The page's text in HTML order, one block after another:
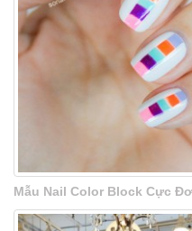
Mẫu Nail Color Block Cực